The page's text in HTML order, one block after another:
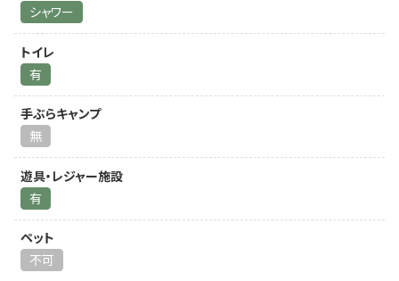
シャワー
トイレ
有
手ぶらキャンプ
無
遊具・レジャー施設
有
ペット
不可